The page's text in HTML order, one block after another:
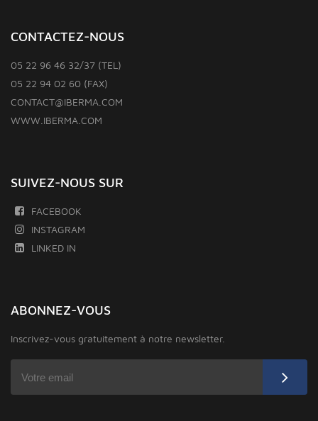
CONTACTEZ-NOUS
05 22 96 46 32/37 (TEL)
05 22 94 02 60 (FAX)
CONTACT@IBERMA.COM
WWW.IBERMA.COM
SUIVEZ-NOUS SUR
FACEBOOK
INSTAGRAM
LINKED IN
ABONNEZ-VOUS
Inscrivez-vous gratuitement à notre newsletter.